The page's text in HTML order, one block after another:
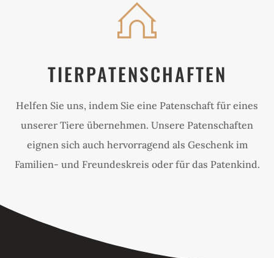
TIERPATENSCHAFTEN
Helfen Sie uns, indem Sie eine Patenschaft für eines
unserer Tiere übernehmen. Unsere Patenschaften
eignen sich auch hervorragend als Geschenk im
Familien- und Freundeskreis oder für das Patenkind.